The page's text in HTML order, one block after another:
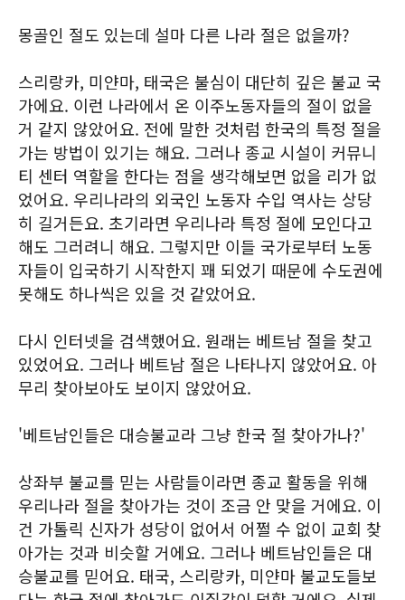
몽골인 절도 있는데 설마 다른 나라 절은 없을까?
스리랑카, 미얀마, 태국은 불심이 대단히 깊은 불교 국
가에요. 이런 나라에서 온 이주노동자들의 절이 없을
거 같지 않았어요. 전에 말한 것처럼 한국의 특정 절을
가는 방법이 있기는 해요. 그러나 종교 시설이 커뮤니
티 센터 역할을 한다는 점을 생각해보면 없을 리가 없
었어요. 우리나라의 외국인 노동자 수입 역사는 상당
히 길거든요. 초기라면 우리나라 특정 절에 모인다고
해도 그러려니 해요. 그렇지만 이들 국가로부터 노동
자들이 입국하기 시작한지 꽤 되었기 때문에 수도권에
못해도 하나씩은 있을 것 같았어요.
다시 인터넷을 검색했어요. 원래는 베트남 절을 찾고
있었어요. 그러나 베트남 절은 나타나지 않았어요. 아
무리 찾아보아도 보이지 않았어요.
'베트남인들은 대승불교라 그냥 한국 절 찾아가나?'
상좌부 불교를 믿는 사람들이라면 종교 활동을 위해
우리나라 절을 찾아가는 것이 조금 안 맞을 거에요. 이
건 가톨릭 신자가 성당이 없어서 어쩔 수 없이 교회 찾
아가는 것과 비슷할 거에요. 그러나 베트남인들은 대
승불교를 믿어요. 태국, 스리랑카, 미얀마 불교도들보